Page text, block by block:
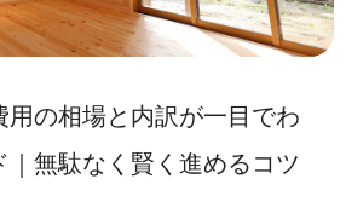
用の相場と内訳が一目でわ
｜無駄なく賢く進めるコツ